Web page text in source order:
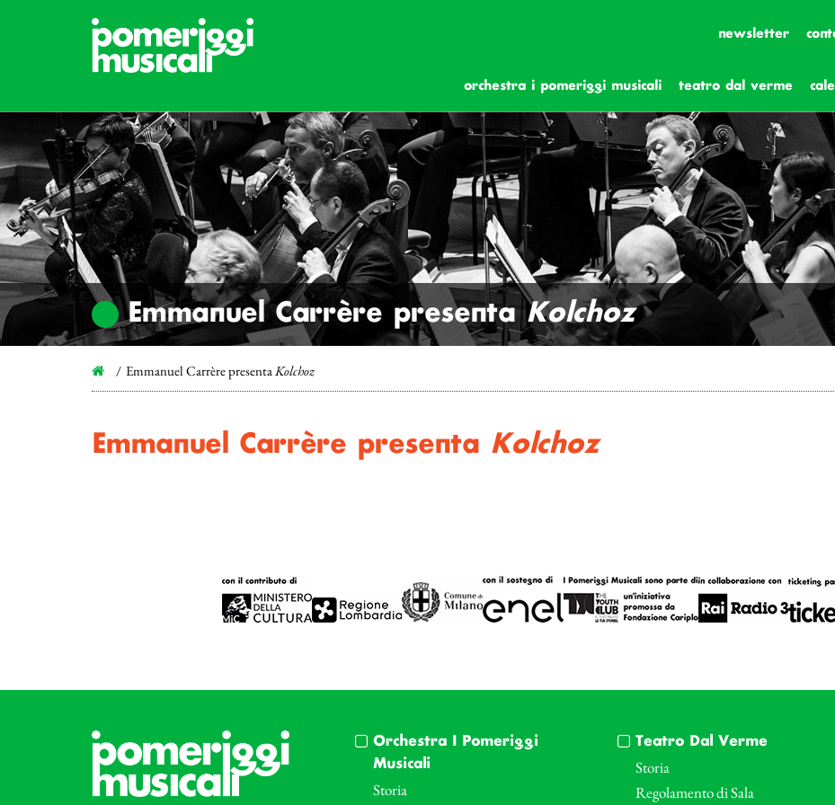
newsletter
orchestra i pomeriggi musicali teatro dal verme
Emmanuel Carrère presentaKolchoz
Emmanuel Carrère presentaKolchoz
Emmanuel Carrère presenta Kolchoz
Orchestra I Pomeriggi
Musicali
Storia
Teatro Dal Verme
Storia
Regolamento di Sala